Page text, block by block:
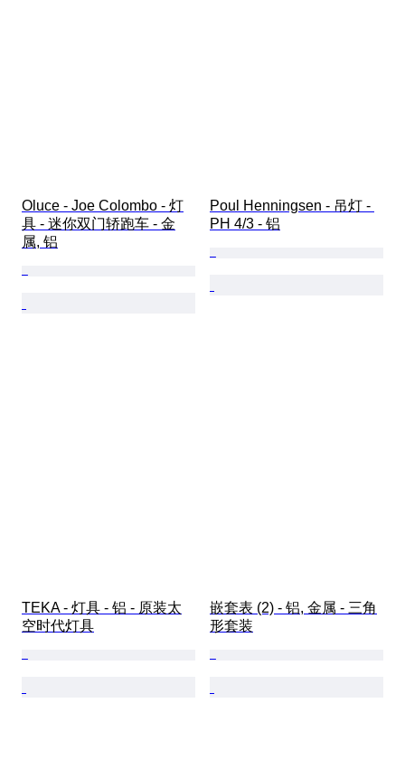
Oluce - Joe Colombo - 灯
具 - 迷你双门轿跑车 - 金
属, 铝
Poul Henningsen - 吊灯 -
PH 4/3 - 铝
TEKA - 灯具 - 铝 - 原装太
空时代灯具
嵌套表 (2) - 铝, 金属 - 三角
形套装